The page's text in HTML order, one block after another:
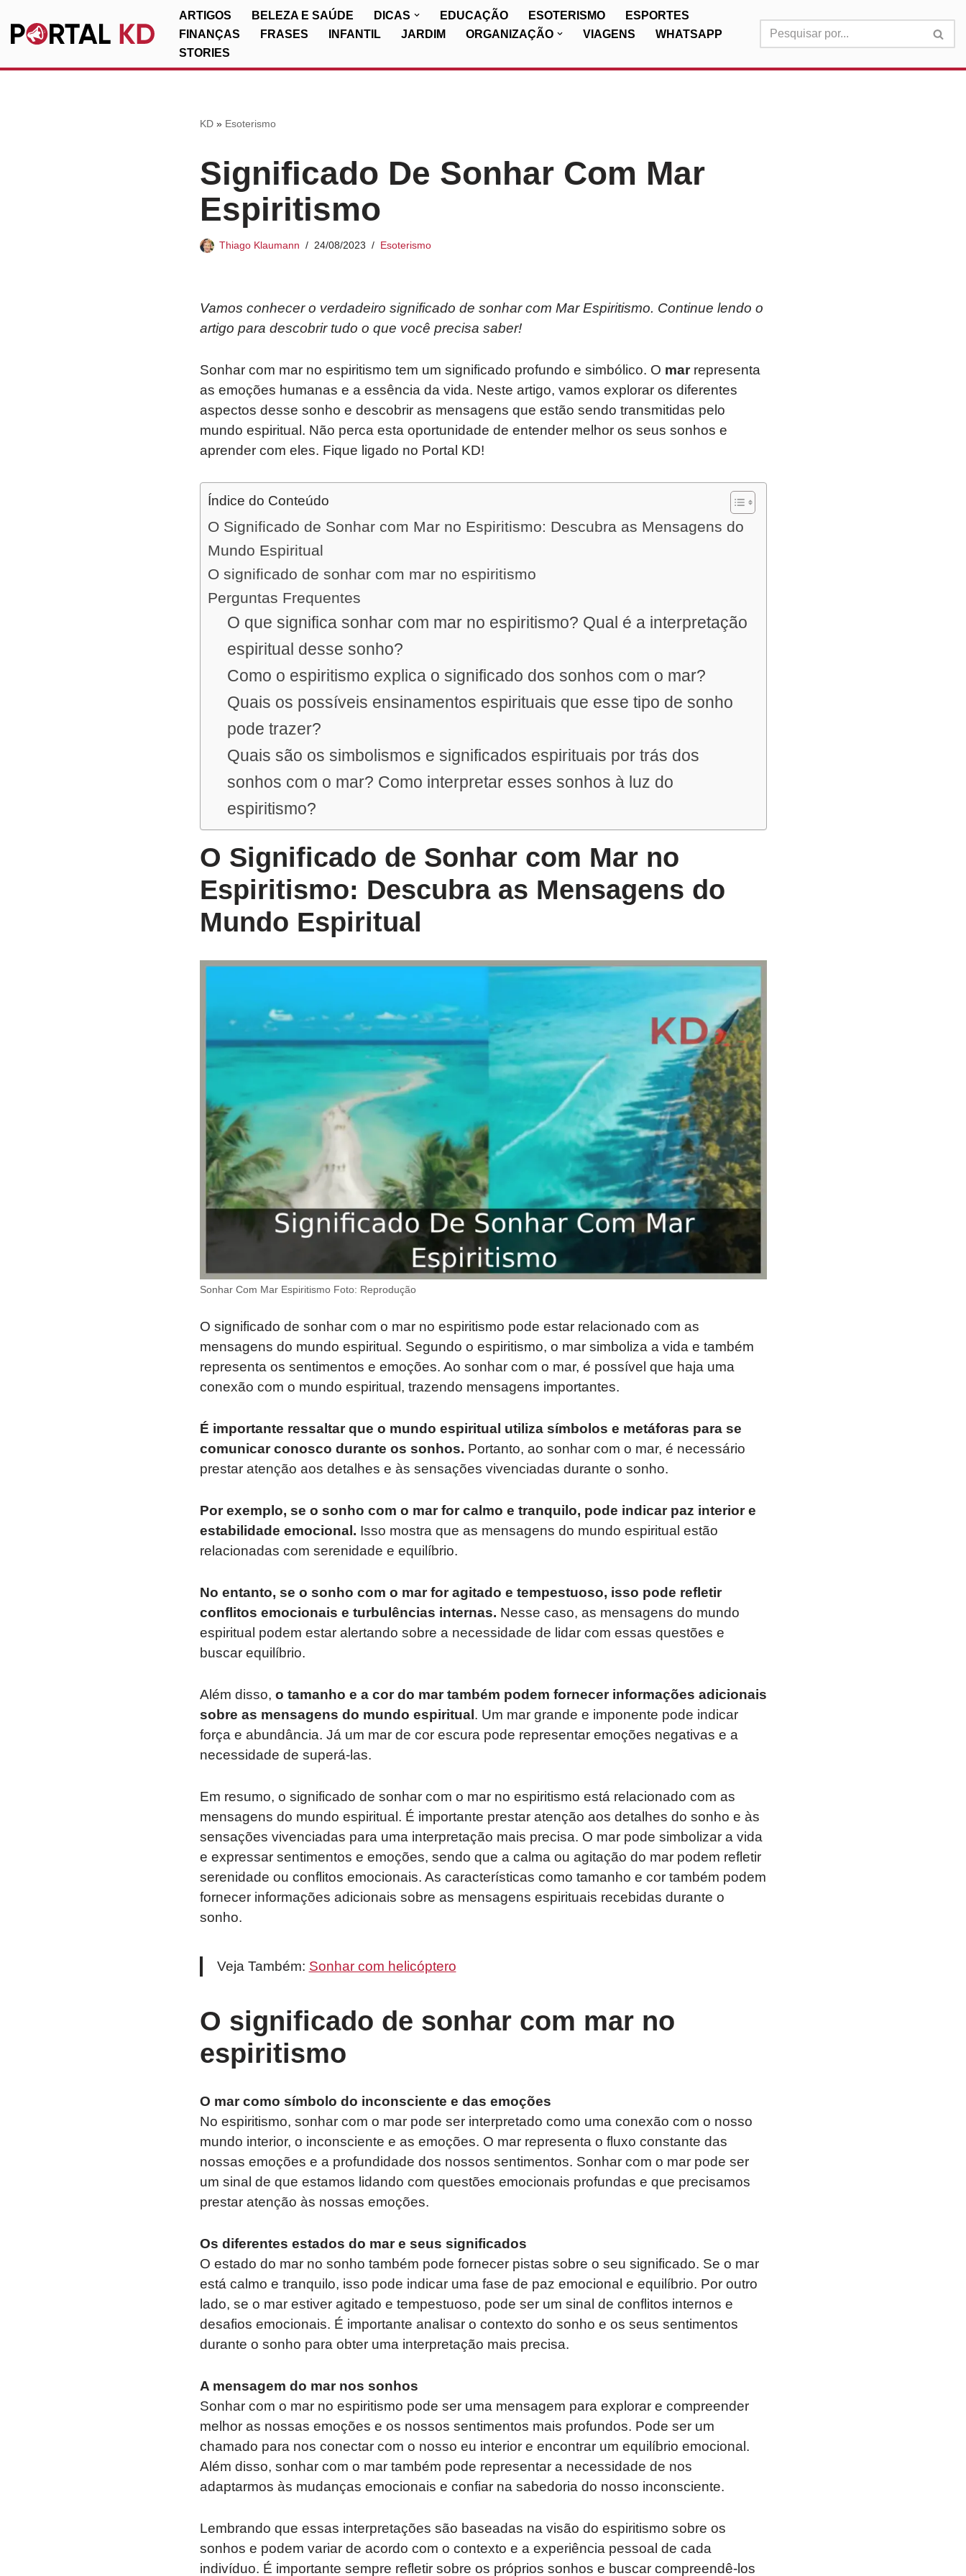
Pular
ARTIGOS BELEZA E SAÚDE DICAS EDUCAÇÃO ESOTERISMO
ESPORTES
FINANÇAS
FRASES INFANTIL JARDIM ORGANIZAÇÃO VIAGENS
WHATSAPP
STORIES
KD» Esoterismo
Significado De Sonhar Com Mar
Espiritismo
Thiago Klaumann 24/08/2023 Esoterismo
Vamos conhecer o verdadeiro significado de sonhar com Mar Espiritismo. Continue lendo o
artigo para descobrir tudo o que você precisa saber!
Sonhar com mar no espiritismo tem um significado profundo e simbólico. O marrepresenta
as emoções humanas e a essência da vida. Neste artigo, vamos explorar os diferentes
aspectos desse sonho e descobrir as mensagens que estão sendo transmitidas pelo
mundo espiritual. Não perca esta oportunidade de entender melhor os seus sonhos e
aprender com eles. Fique ligado no Portal KD!
Índice do Conteúdo
O Significado de Sonhar com Mar no Espiritismo: Descubra as Mensagens do
Mundo Espiritual
O significado de sonhar com mar no espiritismo
Perguntas Frequentes
O que significa sonhar com mar no espiritismo? Qual é a interpretação
espiritual desse sonho?
Como o espiritismo explica o significado dos sonhos com o mar?
Quais os possíveis ensinamentos espirituais que esse tipo de sonho
pode trazer?
Quais são os simbolismos e significados espirituais por trás dos
sonhos com o mar? Como interpretar esses sonhos à luz do
espiritismo?
O Significado de Sonhar com Mar no
Espiritismo: Descubra as Mensagens do
Mundo Espiritual
Sonhar Com Mar Espiritismo Foto: Reprodução
O significado de sonhar com o mar no espiritismo pode estar relacionado com as
mensagens do mundo espiritual. Segundo o espiritismo, o mar simboliza a vida e também
representa os sentimentos e emoções. Ao sonhar com o mar, é possível que haja uma
conexão com o mundo espiritual, trazendo mensagens importantes.
É importante ressaltar que o mundo espiritual utiliza símbolos e metáforas para se
comunicar conosco durante os sonhos. Portanto, ao sonhar com o mar, é necessário
prestar atenção aos detalhes e às sensações vivenciadas durante o sonho.
Por exemplo, se o sonho com o mar for calmo e tranquilo, pode indicar paz interior e
estabilidade emocional. Isso mostra que as mensagens do mundo espiritual estão
relacionadas com serenidade e equilíbrio.
No entanto, se o sonho com o mar for agitado e tempestuoso, isso pode refletir
conflitos emocionais e turbulências internas. Nesse caso, as mensagens do mundo
espiritual podem estar alertando sobre a necessidade de lidar com essas questões e
buscar equilíbrio.
Além disso, o tamanho e a cor do mar também podem fornecer informações adicionais
sobre as mensagens do mundo espiritual. Um mar grande e imponente pode indicar
força e abundância. Já um mar de cor escura pode representar emoções negativas e a
necessidade de superá-las.
Em resumo, o significado de sonhar com o mar no espiritismo está relacionado com as
mensagens do mundo espiritual. É importante prestar atenção aos detalhes do sonho e às
sensações vivenciadas para uma interpretação mais precisa. O mar pode simbolizar a vida
e expressar sentimentos e emoções, sendo que a calma ou agitação do mar podem refletir
serenidade ou conflitos emocionais. As características como tamanho e cor também podem
fornecer informações adicionais sobre as mensagens espirituais recebidas durante o
sonho.
Veja Também: Sonhar com helicóptero
O significado de sonhar com mar no
espiritismo
O mar como símbolo do inconsciente e das emoções
No espiritismo, sonhar com o mar pode ser interpretado como uma conexão com o nosso
mundo interior, o inconsciente e as emoções. O mar representa o fluxo constante das
nossas emoções e a profundidade dos nossos sentimentos. Sonhar com o mar pode ser
um sinal de que estamos lidando com questões emocionais profundas e que precisamos
prestar atenção às nossas emoções.
Os diferentes estados do mar e seus significados
O estado do mar no sonho também pode fornecer pistas sobre o seu significado. Se o mar
está calmo e tranquilo, isso pode indicar uma fase de paz emocional e equilíbrio. Por outro
lado, se o mar estiver agitado e tempestuoso, pode ser um sinal de conflitos internos e
desafios emocionais. É importante analisar o contexto do sonho e os seus sentimentos
durante o sonho para obter uma interpretação mais precisa.
A mensagem do mar nos sonhos
Sonhar com o mar no espiritismo pode ser uma mensagem para explorar e compreender
melhor as nossas emoções e os nossos sentimentos mais profundos. Pode ser um
chamado para nos conectar com o nosso eu interior e encontrar um equilíbrio emocional.
Além disso, sonhar com o mar também pode representar a necessidade de nos
adaptarmos às mudanças emocionais e confiar na sabedoria do nosso inconsciente.
Lembrando que essas interpretações são baseadas na visão do espiritismo sobre os
sonhos e podem variar de acordo com o contexto e a experiência pessoal de cada
indivíduo. É importante sempre refletir sobre os próprios sonhos e buscar compreendê-los